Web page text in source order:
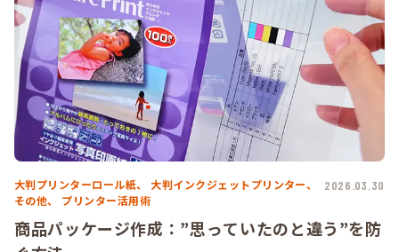
大判プリンターロール紙、
大判インクジェットプリンター、
その他、
プリンター活用術
2026.03.30
商品パッケージ作成：”思っていたのと違う”を防